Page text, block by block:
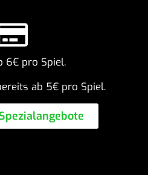
6€ pro Spiel.
ab 5€ pro Spiel.